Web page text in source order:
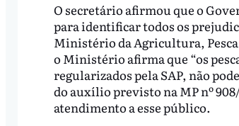
O secretário afirmou que o
para identificar todos os
Ministério da Agricultura, Pesca
o Ministério afirma que “os
regularizados pela SAP, não
do auxílio previsto na MP nº
atendimento a esse público.